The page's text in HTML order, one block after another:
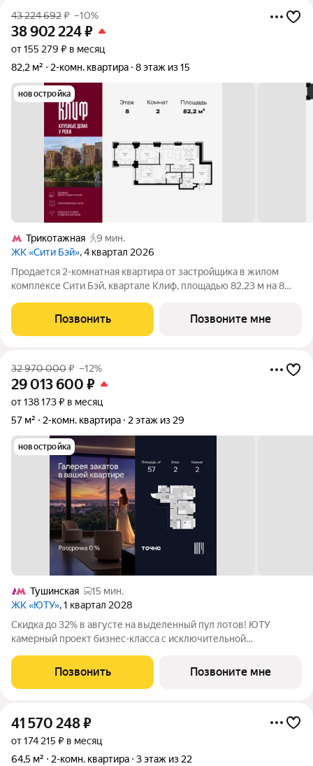
43 224 692₽ –10%
38 902 224₽
от 155 279 ₽ в месяц
82,2 м²
2-комн. квартира 8 этаж из 15
новостройка
Трикотажная
9 мин.
ЖК «Сити Бэй», 4 квартал 2026
Продается 2-комнатная квартира от застройщика в жилом
комплексе Сити Бэй, квартале Клиф, площадью 82.23 м на 8
пять Клубных домов на первой линии озелененной
набережной Реки Москвы. Со
Позвонить Позвоните мне
32 970 000₽ –12%
29 013 600 ₽
от 138 173 ₽ в месяц
57 м²
2-комн. квартира 2 этаж из 29
новостройка
Тушинская
15 мин.
ЖК «ЮТУ», 1 квартал 2028
Скидка до 32% в августе на выделенный пул лотов! ЮТУ
камерный проект бизнес-класса с исключительной
благоустроенной набережной канала имени Москвы. Проект
создает идеальный баланс жизни в
Позвонить Позвоните мне
41 570 248₽
от 174 215 ₽ в месяц
64,5 м²
2-комн. квартира 3 этаж из 22